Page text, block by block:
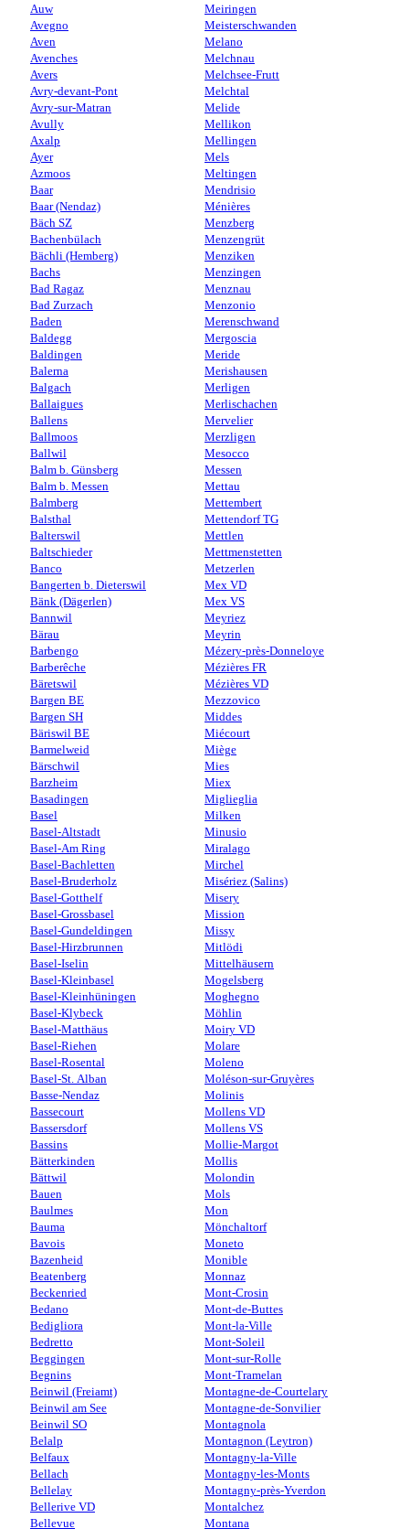
Auw
Avegno
Aven
Avenches
Avers
Avry-devant-Pont
Avry-sur-Matran
Avully
Axalp
Ayer
Azmoos
Baar
Baar (Nendaz)
Bäch SZ
Bachenbülach
Bächli (Hemberg)
Bachs
Bad Ragaz
Bad Zurzach
Baden
Baldegg
Baldingen
Balerna
Balgach
Ballaigues
Ballens
Ballmoos
Ballwil
Balm b. Günsberg
Balm b. Messen
Balmberg
Balsthal
Balterswil
Baltschieder
Banco
Bangerten b. Dieterswil
Bänk (Dägerlen)
Bannwil
Bärau
Barbengo
Barberêche
Bäretswil
Bargen BE
Bargen SH
Bäriswil BE
Barmelweid
Bärschwil
Barzheim
Basadingen
Basel
Basel-Altstadt
Basel-Am Ring
Basel-Bachletten
Basel-Bruderholz
Basel-Gotthelf
Basel-Grossbasel
Basel-Gundeldingen
Basel-Hirzbrunnen
Basel-Iselin
Basel-Kleinbasel
Basel-Kleinhüningen
Basel-Klybeck
Basel-Matthäus
Basel-Riehen
Basel-Rosental
Basel-St. Alban
Basse-Nendaz
Bassecourt
Bassersdorf
Bassins
Bätterkinden
Bättwil
Bauen
Baulmes
Bauma
Bavois
Bazenheid
Beatenberg
Beckenried
Bedano
Bedigliora
Bedretto
Beggingen
Begnins
Beinwil (Freiamt)
Beinwil am See
Beinwil SO
Belalp
Belfaux
Bellach
Bellelay
Bellerive VD
Bellevue
Meiringen
Meisterschwanden
Melano
Melchnau
Melchsee-Frutt
Melchtal
Melide
Mellikon
Mellingen
Mels
Meltingen
Mendrisio
Ménières
Menzberg
Menzengrüt
Menziken
Menzingen
Menznau
Menzonio
Merenschwand
Mergoscia
Meride
Merishausen
Merligen
Merlischachen
Mervelier
Merzligen
Mesocco
Messen
Mettau
Mettembert
Mettendorf TG
Mettlen
Mettmenstetten
Metzerlen
Mex VD
Mex VS
Meyriez
Meyrin
Mézery-près-Donneloye
Mézières FR
Mézières VD
Mezzovico
Middes
Miécourt
Miège
Mies
Miex
Miglieglia
Milken
Minusio
Miralago
Mirchel
Misériez (Salins)
Misery
Mission
Missy
Mitlödi
Mittelhäusern
Mogelsberg
Moghegno
Möhlin
Moiry VD
Molare
Moleno
Moléson-sur-Gruyères
Molinis
Mollens VD
Mollens VS
Mollie-Margot
Mollis
Molondin
Mols
Mon
Mönchaltorf
Moneto
Monible
Monnaz
Mont-Crosin
Mont-de-Buttes
Mont-la-Ville
Mont-Soleil
Mont-sur-Rolle
Mont-Tramelan
Montagne-de-Courtelary
Montagne-de-Sonvilier
Montagnola
Montagnon (Leytron)
Montagny-la-Ville
Montagny-les-Monts
Montagny-près-Yverdon
Montalchez
Montana